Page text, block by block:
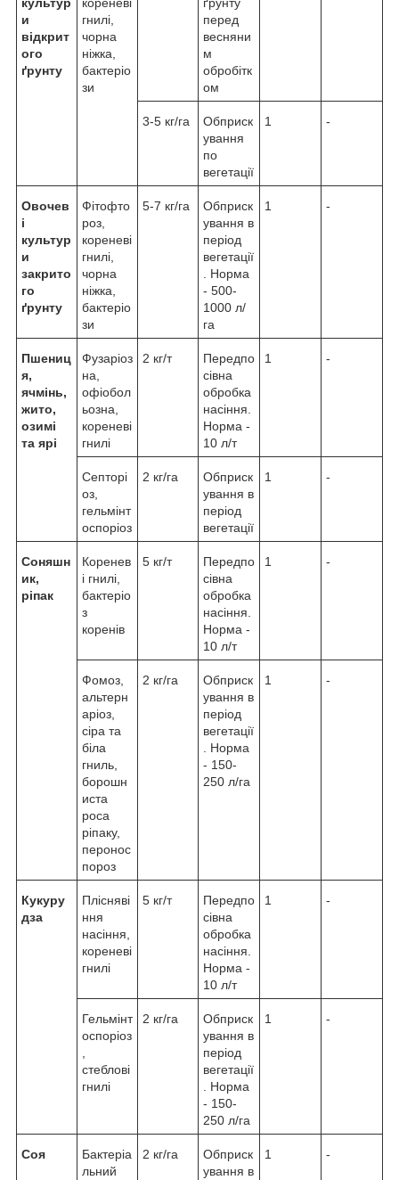
культур
и
відкрит
ого
ґрунту
кореневі
гнилі,
чорна
ніжка,
бактеріо
зи
ґрунту
перед
весняни
м
обробітк
ом
3-5 кг/га
Обприск
ування
по
вегетації
1 -
Овочев
і
культур
и
закрито
го
ґрунту
Фітофто
роз,
кореневі
гнилі,
чорна
ніжка,
бактеріо
зи
5-7 кг/га
Обприск
ування в
період
вегетації
. Норма
- 500-
1000 л/
га
1 -
Пшениц
я,
ячмінь,
жито,
озимі
та ярі
Фузаріоз
на,
офіобол
ьозна,
кореневі
гнилі
2 кг/т
Передпо
сівна
обробка
насіння.
Норма -
10 л/т
1 -
Септорі
оз,
гельмінт
оспоріоз
2 кг/га
Обприск
ування в
період
вегетації
1 -
Соняшн
ик,
ріпак
Коренев
і гнилі,
бактеріо
з
коренів
5 кг/т
Передпо
сівна
обробка
насіння.
Норма -
10 л/т
1 -
Фомоз,
альтерн
аріоз,
сіра та
біла
гниль,
борошн
иста
роса
ріпаку,
перонос
пороз
2 кг/га
Обприск
ування в
період
вегетації
. Норма
- 150-
250 л/га
1 -
Кукуру
дза
Плісняві
ння
насіння,
кореневі
гнилі
5 кг/т
Передпо
сівна
обробка
насіння.
Норма -
10 л/т
1 -
Гельмінт
оспоріоз
,
стеблові
гнилі
2 кг/га
Обприск
ування в
період
вегетації
. Норма
- 150-
250 л/га
1 -
Соя
Бактеріа
льний
2 кг/га
Обприск
ування в
1 -